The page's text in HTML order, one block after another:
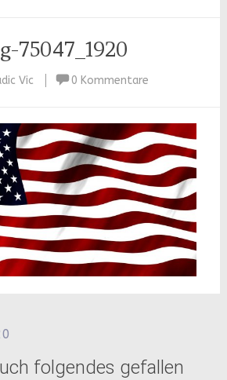
75047_1920
Vic 0 Kommentare
folgendes gefallen